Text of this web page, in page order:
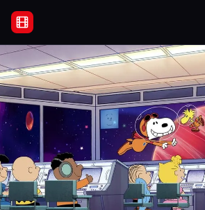
Filme Online Subtitrate - Acasă